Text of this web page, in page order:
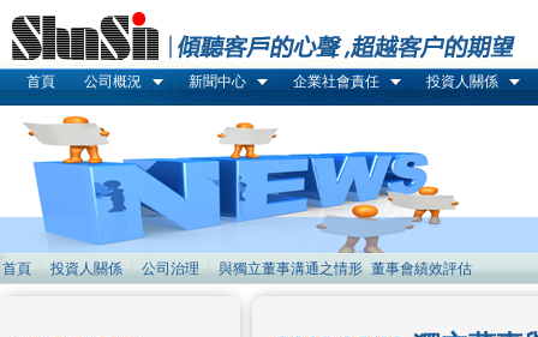
首頁 公司概況 新聞中心 企業社會責任 投資人關係
首頁 投資人關係 公司治理 與獨立董事溝通之情形 董事會績效評估